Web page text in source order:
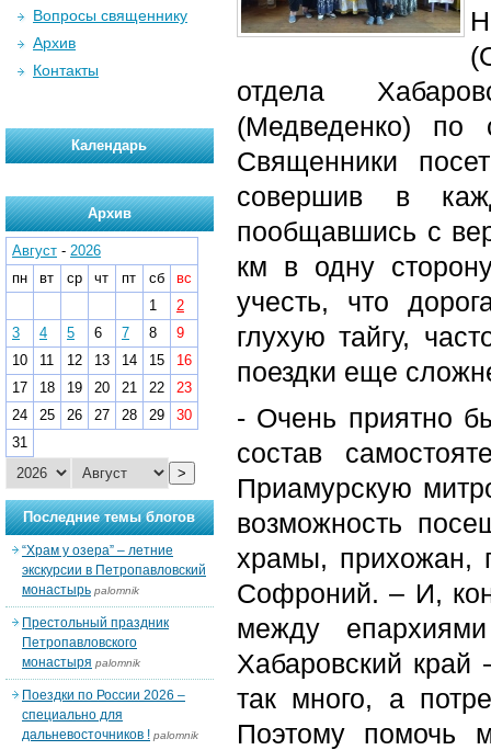
отдела
(Медведенко) по
Священники
совершив в
пообщавшись с
км в одну
учесть, что
глухую тайгу,
поездки еще
- Очень приятно
состав
Приамурскую
возможность
храмы, прихожан,
Софроний. – И,
между
Хабаровский край
так много, а
Поэтому помочь
Вопросы священнику
Архив
Контакты
Календарь
Архив
Август - 2026
пн
вт ср чт пт сб
вс
1
2
3
4 5 6 7 8
9
10
11 12 13 14 15
16
17
18 19 20 21 22
23
24
25 26 27 28 29
30
31
>
Последние темы блогов
“Храм у озера” – летние
экскурсии в Петропавловский
монастырь palomnik
Престольный праздник
Петропавловского
монастыря palomnik
Поездки по России 2026 –
специально для
дальневосточников ! palomnik